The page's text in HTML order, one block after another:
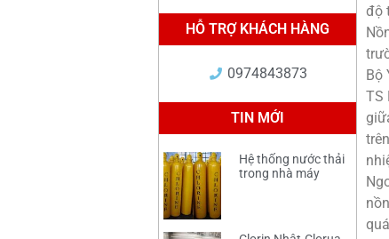
HỖ TRỢ KHÁCH HÀNG
0974843873
TIN MỚI
Hệ thống nước thải
trong nhà máy
độ
Bộ
TS